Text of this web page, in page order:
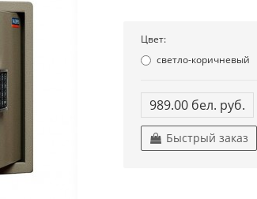
Цвет:
светло-коричневый
989.00 бел. руб.
Быстрый заказ